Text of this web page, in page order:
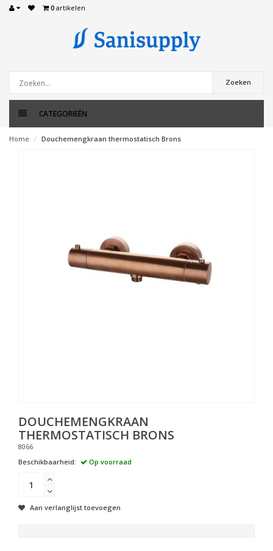
0 artikelen
Zoeken
CATEGORIEËN
Home Douchemengkraan thermostatisch Brons
DOUCHEMENGKRAAN
THERMOSTATISCH BRONS
8066
Beschikbaarheid:
Op voorraad
Aan verlanglijst toevoegen